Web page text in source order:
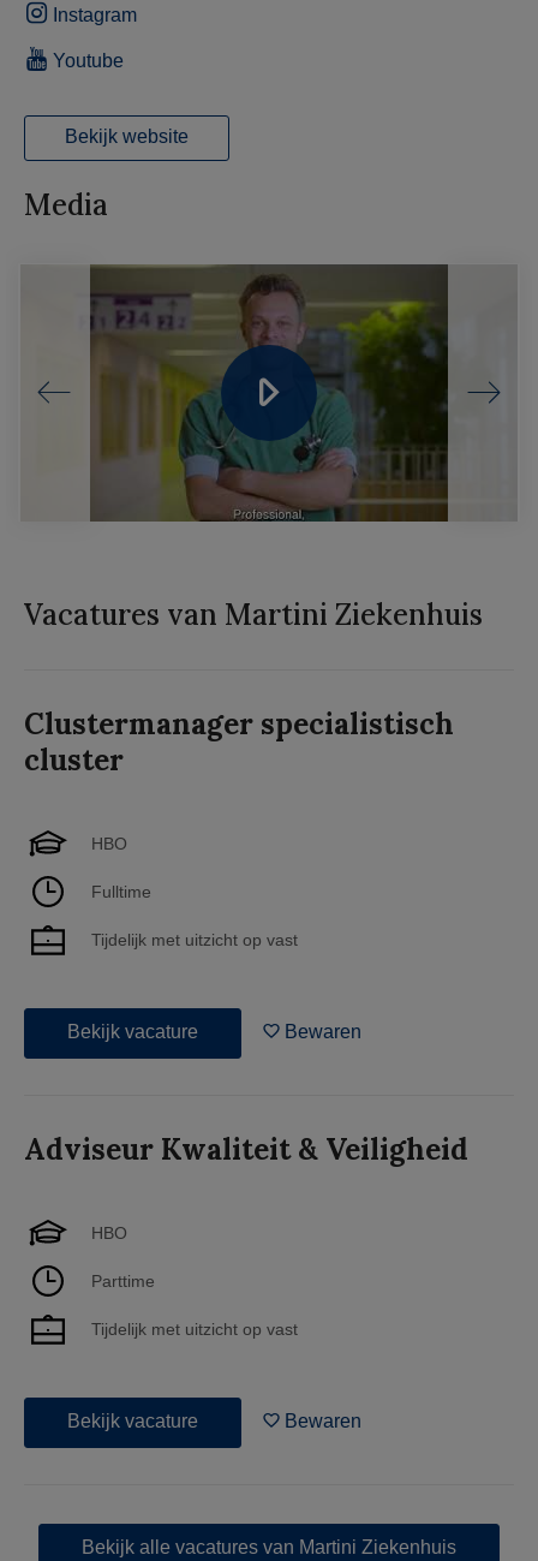
Instagram
Youtube
Bekijk website
Media
Vacatures van Martini Ziekenhuis
Clustermanager specialistisch
cluster
HBO
Fulltime
Tijdelijk met uitzicht op vast
Bekijk vacature Bewaren
Adviseur Kwaliteit & Veiligheid
HBO
Parttime
Tijdelijk met uitzicht op vast
Bekijk vacature Bewaren
Bekijk alle vacatures van Martini Ziekenhuis